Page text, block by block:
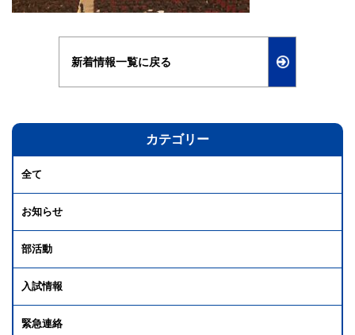
新着情報一覧に戻る
カテゴリー
全て
お知らせ
部活動
入試情報
緊急連絡